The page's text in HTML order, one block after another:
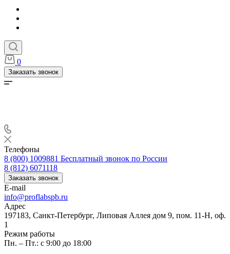
0
Заказать звонок
Телефоны
8 (800) 1009881 Бесплатный звонок по России
8 (812) 6071118
Заказать звонок
E-mail
info@proflabspb.ru
Адрес
197183, Санкт-Петербург, Липовая Аллея дом 9, пом. 11-Н, оф.
1
Режим работы
Пн. – Пт.: с 9:00 до 18:00